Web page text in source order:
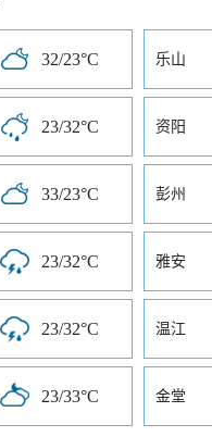
32/23°C 乐山
23/32°C 资阳
33/23°C 彭州
23/32°C 雅安
23/32°C 温江
23/33°C 金堂